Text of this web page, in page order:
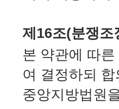
제16조(분쟁조
본 약관에 따
여 결정하되
중앙지방법원